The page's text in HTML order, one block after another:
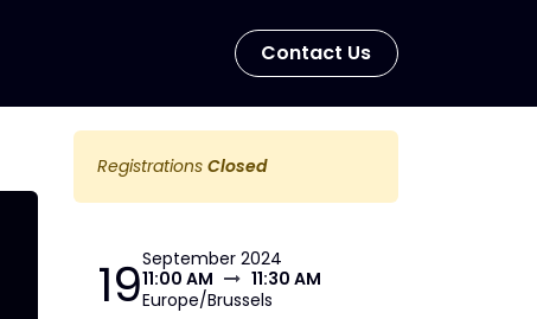
Con​​​​tact Us
Registrations Closed
19September 2024
11:00 AM
11:30 AM
Europe/Brussels